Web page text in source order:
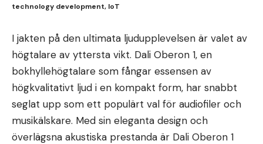
technology development, IoT
I jakten på den ultimata ljudupplevelsen är valet av
högtalare av yttersta vikt. Dali Oberon 1, en
bokhyllehögtalare som fångar essensen av
högkvalitativt ljud i en kompakt form, har snabbt
seglat upp som ett populärt val för audiofiler och
musikälskare. Med sin eleganta design och
överlägsna akustiska prestanda är Dali Oberon 1